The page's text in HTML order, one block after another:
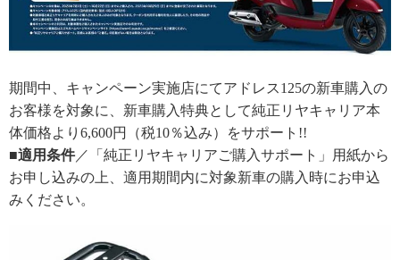
期間中、キャンペーン実施店にてアドレス125の新車購入の
お客様を対象に、新車購入特典として純正リヤキャリア本
体価格より6,600円（税10％込み）をサポート!!
■適用条件／「純正リヤキャリアご購入サポート」用紙から
お申し込みの上、適用期間内に対象新車の購入時にお申込
みください。